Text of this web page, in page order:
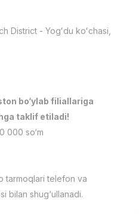
TOP
District - Yogʻdu koʻchasi,
bo‘ylab filiallariga
taklif etiladi!
000 so‘m
tarmoqlari telefon va
bilan shug‘ullanadi.
Корхоналар